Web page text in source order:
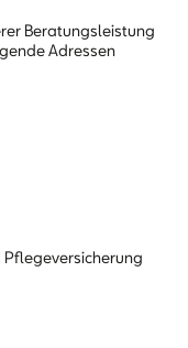
Beratungsleistung
Adressen